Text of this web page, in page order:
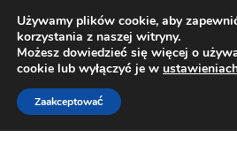
DOSTAWA od
Pn.-pt. 9:00-16:00
Przejdź
do
nawigacji
Przejdź
do
treści
Używamy plików cookie, aby
korzystania z naszej witryny.
Możesz dowiedzieć się więcej o
cookie lub wyłączyć je w
Zaakceptować